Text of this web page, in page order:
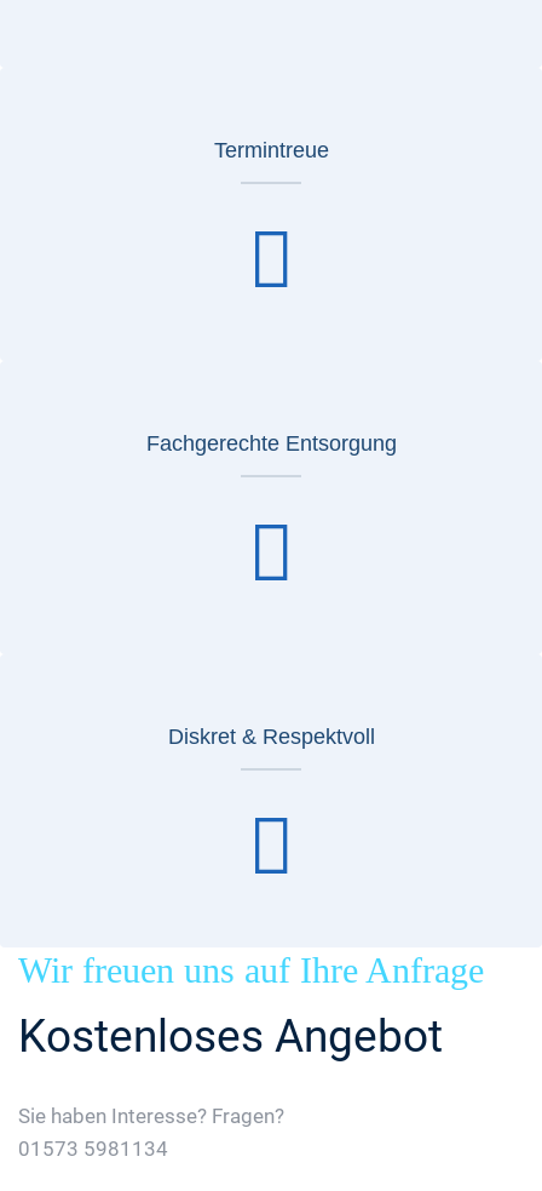
Termintreue
Fachgerechte Entsorgung
Diskret & Respektvoll
Wir freuen uns auf Ihre Anfrage
Kostenloses Angebot
Sie haben Interesse? Fragen?
01573 5981134